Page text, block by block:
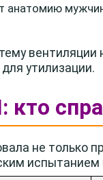
анатомию
вентиляции
утилизации.
кто
не только
испытанием